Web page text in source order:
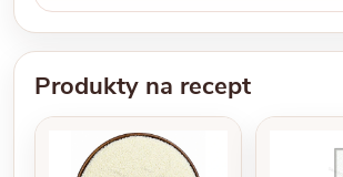
Produkty na recept